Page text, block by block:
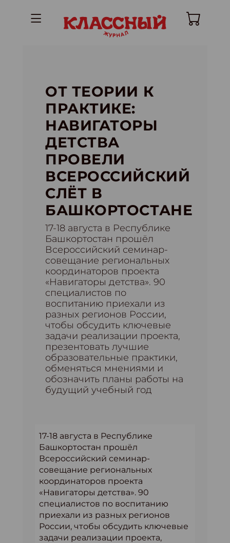
ОТ ТЕОРИИ К
ПРАКТИКЕ:
НАВИГАТОРЫ
ДЕТСТВА
ПРОВЕЛИ
ВСЕРОССИЙСКИЙ
СЛЁТ В
БАШКОРТОСТАНЕ
17-18 августа в Республике
Башкортостан прошёл
Всероссийский семинар-
совещание региональных
координаторов проекта
«Навигаторы детства». 90
специалистов по
воспитанию приехали из
разных регионов России,
чтобы обсудить ключевые
задачи реализации проекта,
презентовать лучшие
образовательные практики,
обменяться мнениями и
обозначить планы работы на
будущий учебный год
17-18 августа в Республике
Башкортостан прошёл
Всероссийский семинар-
совещание региональных
координаторов проекта
«Навигаторы детства». 90
специалистов по воспитанию
приехали из разных регионов
России, чтобы обсудить ключевые
задачи реализации проекта,